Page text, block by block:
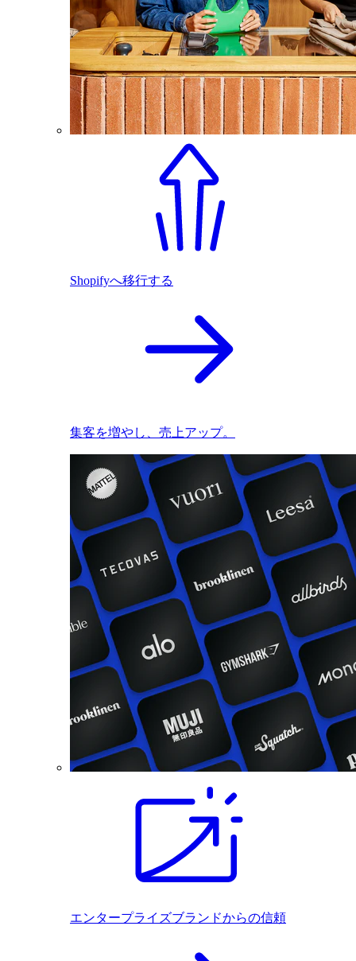
Shopifyへ移行する
集客を増やし、売上アップ。
エンタープライズブランドからの信頼